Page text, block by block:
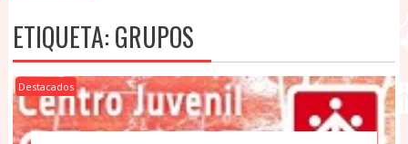
ETIQUETA:GRUPOS
Destacados